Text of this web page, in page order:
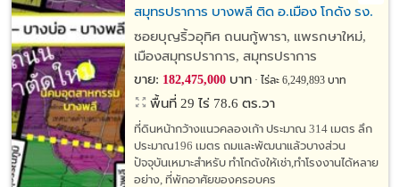
สมุทรปราการ บางพลี ติด อ.เมือง โกดัง รง.
หมู่บ้าน อนาคตดีโอกาสสูง ใกล้หรือติดถ.แพ
รกษาส่วนต่อขยายตามผังเมืองปัจจุบัน
ซอยบุญริ้วอุทิศ ถนนกู้พารา, แพรกษาใหม่,
เมืองสมุทรปราการ, สมุทรปราการ
ขาย: 182,475,000บาท ไร่ละ 6,249,893 บาท
พื้นที่ 29 ไร่ 78.6 ตร.วา
ที่ดินหน้ากว้างแนวคลองเก้า ประมาณ 314 เมตร ลึก
ประมาณ196 เมตร ถมและพัฒนาแล้วบางส่วน
ปัจจุบันเหมาะสำหรับ ทำโกดังให้เช่า,ทำโรงงานได้หลาย
อย่าง, ที่พักอาศัยของครอบคร